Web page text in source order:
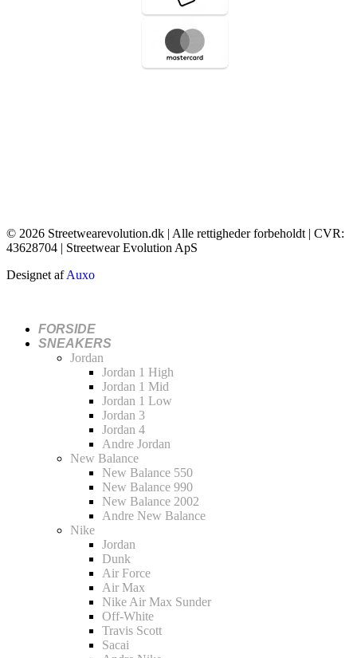
© 2026 Streetwearevolution.dk | Alle rettigheder forbeholdt | CVR:
43628704 | Streetwear Evolution ApS
Designet afAuxo
FORSIDE
SNEAKERS
Jordan
Jordan 1 High
Jordan 1 Mid
Jordan 1 Low
Jordan 3
Jordan 4
Andre Jordan
New Balance
New Balance 550
New Balance 990
New Balance 2002
Andre New Balance
Nike
Jordan
Dunk
Air Force
Air Max
Nike Air Max Sunder
Off-White
Travis Scott
Sacai